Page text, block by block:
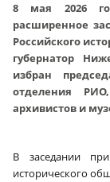
8 мая 2026
расширенное
Российского
губернатор
избран
отделения
архивистов и
В заседании
исторического